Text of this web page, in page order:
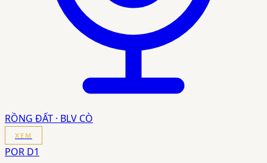
RỒNG ĐẤT · BLV CÒ
XEM
POR D1